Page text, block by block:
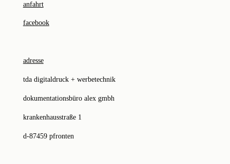
anfahrt
facebook
adresse
tda digitaldruck + werbetechnik
dokumentationsbüro alex gmbh
krankenhausstraße 1
d-87459 pfronten